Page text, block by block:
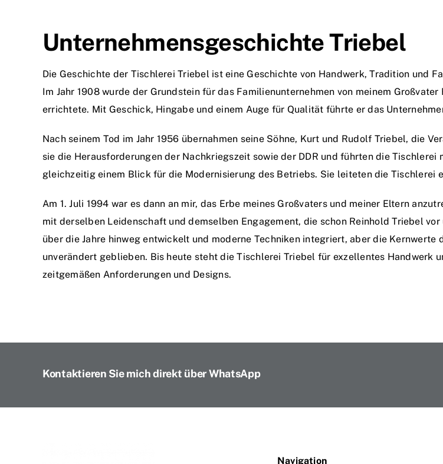
Unternehmensgeschichte Triebel
Die Geschichte der Tischlerei Triebel ist eine Geschichte von Handwerk, Tradition und
Im Jahr 1908 wurde der Grundstein für das Familienunternehmen von meinem
errichtete. Mit Geschick, Hingabe und einem Auge für Qualität führte er das
Nach seinem Tod im Jahr 1956 übernahmen seine Söhne, Kurt und Rudolf Triebel, die
sie die Herausforderungen der Nachkriegszeit sowie der DDR und führten die
gleichzeitig einem Blick für die Modernisierung des Betriebs. Sie leiteten die Tischlerei
Am 1. Juli 1994 war es dann an mir, das Erbe meines Großvaters und meiner Eltern
mit derselben Leidenschaft und demselben Engagement, die schon Reinhold Triebel
über die Jahre hinweg entwickelt und moderne Techniken integriert, aber die
unverändert geblieben. Bis heute steht die Tischlerei Triebel für exzellentes
zeitgemäßen Anforderungen und Designs.
Kontaktieren Sie mich direkt über WhatsApp
Navigation